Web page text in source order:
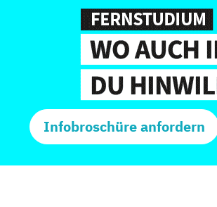
Infobroschüre anfordern